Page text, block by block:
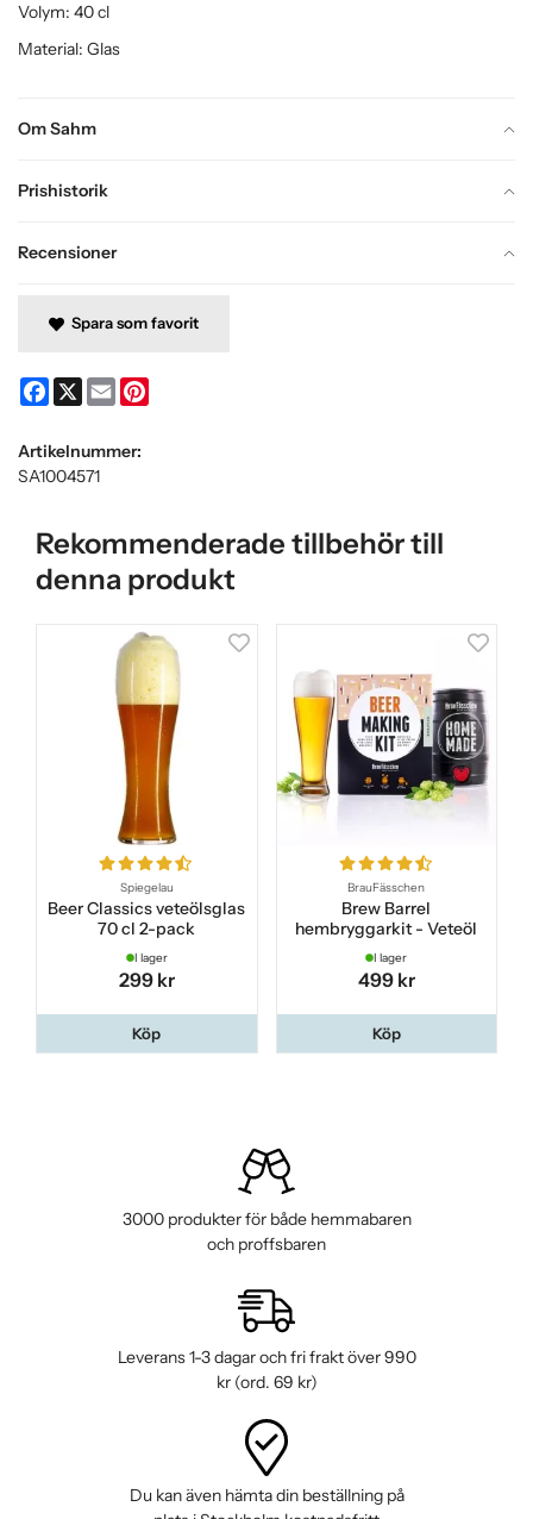
Om Sahm
Prishistorik
Recensioner
Volym: 40 cl
Material: Glas
Spara som favorit
Facebook
X Email
Artikelnummer:
SA1004571
Rekommenderade tillbehör till
denna produkt
Spiegelau
Beer Classics veteölsglas
70 cl 2-pack
I lager
299 kr
Köp
BrauFässchen
Brew Barrel
hembryggarkit - Veteöl
I lager
499 kr
Köp
3000 produkter för både hemmabaren
och proffsbaren
Leverans 1-3 dagar och fri frakt över 990
kr (ord. 69 kr)
Du kan även hämta din beställning på